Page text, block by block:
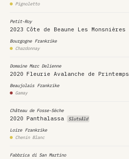
Pignoletto
Petit-Roy
2023 Côte de Beaune Les Monsnières
Bourgogne
Frankrike
Chardonnay
Domaine Marc Delienne
2020 Fleurie Avalanche de Printemps
Beaujolais
Frankrike
Gamay
Château de Fosse-Sèche
2020 Panthalassa Slutsåld
Loire
Frankrike
Chenin Blanc
Fabbrica di San Martino